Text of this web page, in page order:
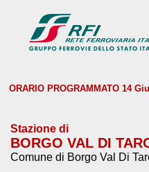
ORARIO PROGRAMMATO 14
Stazione di
BORGO VAL DI
Comune di Borgo Val Di